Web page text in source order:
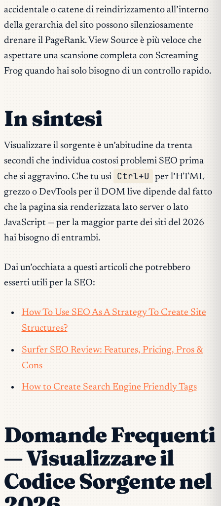
accidentale o catene di reindirizzamento all’interno
della gerarchia del sito possono silenziosamente
drenare il PageRank. View Source è più veloce che
aspettare una scansione completa con Screaming
Frog quando hai solo bisogno di un controllo rapido.
In sintesi
Visualizzare il sorgente è un’abitudine da trenta
secondi che individua costosi problemi SEO prima
che si aggravino. Che tu usi
Ctrl+U
per l’HTML
grezzo o DevTools per il DOM live dipende dal fatto
che la pagina sia renderizzata lato server o lato
JavaScript — per la maggior parte dei siti del 2026
hai bisogno di entrambi.
Dai un’occhiata a questi articoli che potrebbero
esserti utili per la SEO:
How To Use SEO As A Strategy To Create Site
Structures?
Surfer SEO Review: Features, Pricing, Pros &
Cons
How to Create Search Engine Friendly Tags
Domande Frequenti
— Visualizzare il
Codice Sorgente nel